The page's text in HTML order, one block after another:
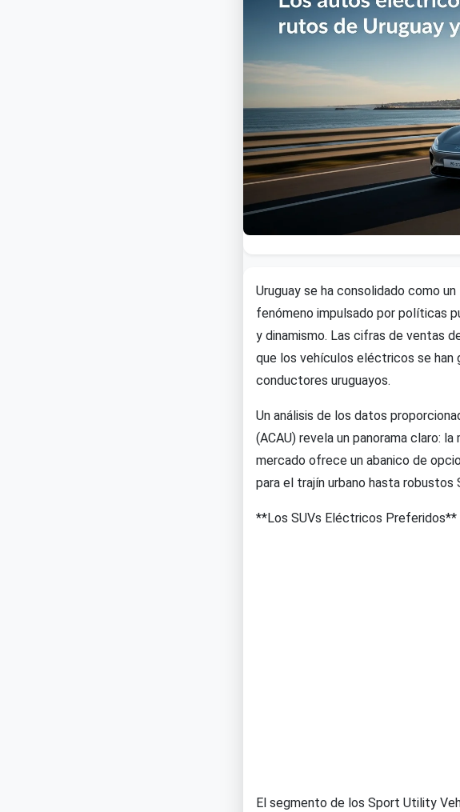
Uruguay se ha consolidado como
fenómeno impulsado por políticas
y dinamismo. Las cifras de ventas
que los vehículos eléctricos se han
conductores uruguayos.
Un análisis de los datos
(ACAU) revela un panorama claro:
mercado ofrece un abanico de
para el trajín urbano hasta robustos
**Los SUVs Eléctricos Preferidos**
El segmento de los Sport Utility